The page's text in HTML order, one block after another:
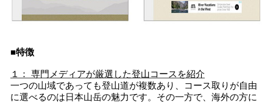
■特徴
１： 専門メディアが厳選した登山コースを紹介
一つの山域であっても登山道が複数あり、コース取りが自由
に選べるのは日本山岳の魅力です。その一方で、海外の方に